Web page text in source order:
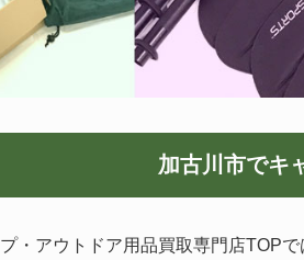
加古川市でキ
・アウトドア用品買取専門店TOP